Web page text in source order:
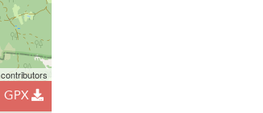
contributors
GPX